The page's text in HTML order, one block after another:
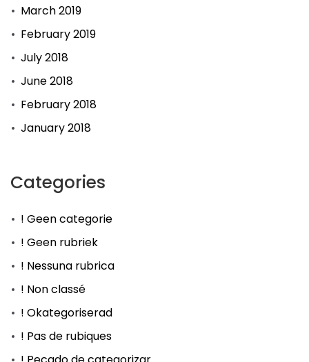
March 2019
February 2019
July 2018
June 2018
February 2018
January 2018
Categories
! Geen categorie
! Geen rubriek
! Nessuna rubrica
! Non classé
! Okategoriserad
! Pas de rubiques